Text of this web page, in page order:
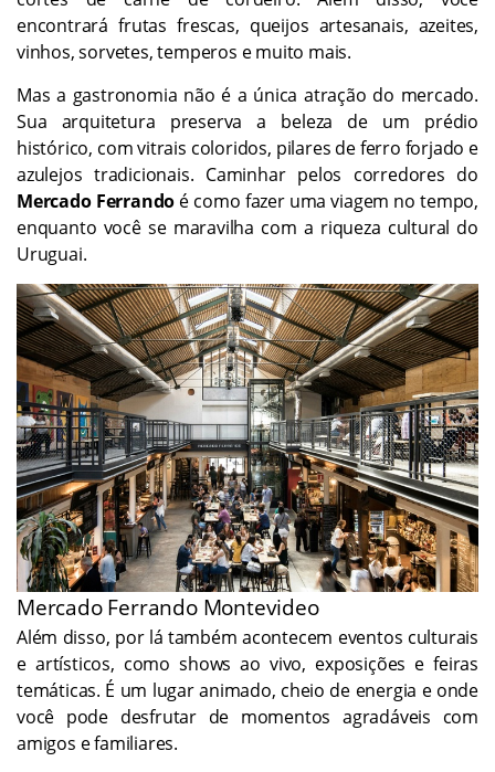
encontrará frutas frescas, queijos artesanais, azeites,
vinhos, sorvetes, temperos e muito mais.
Mas a gastronomia não é a única atração do mercado.
Sua arquitetura preserva a beleza de um prédio
histórico, com vitrais coloridos, pilares de ferro forjado e
azulejos tradicionais. Caminhar pelos corredores do
Mercado Ferrando é como fazer uma viagem no tempo,
enquanto você se maravilha com a riqueza cultural do
Uruguai.
Mercado Ferrando Montevideo
Além disso, por lá também acontecem eventos culturais
e artísticos, como shows ao vivo, exposições e feiras
temáticas. É um lugar animado, cheio de energia e onde
você pode desfrutar de momentos agradáveis com
amigos e familiares.